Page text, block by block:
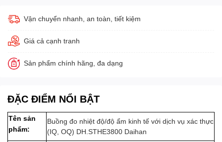
Vận chuyển nhanh, an toàn, tiết kiệm
Giá cả cạnh tranh
Sản phẩm chính hãng, đa dạng
ĐẶC ĐIỂM NỔI BẬT
Tên sản
phẩm:
Buồng đo nhiệt độ/độ ẩm kinh tế với dịch vụ xác thực
(IQ, OQ) DH.STHE3800 Daihan